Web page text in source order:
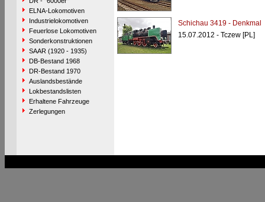
ELNA-Lokomotiven
Industrielokomotiven
Feuerlose Lokomotiven
Sonderkonstruktionen
SAAR (1920 - 1935)
DB-Bestand 1968
DR-Bestand 1970
Auslandsbestände
Lokbestandslisten
Erhaltene Fahrzeuge
Zerlegungen
Schichau 3419 - Denkmal
15.07.2012 - Tczew [PL]